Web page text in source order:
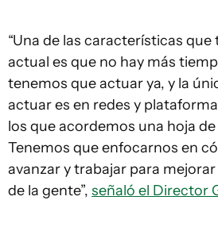
“Una de las características
actual es que no hay más
tenemos que actuar ya, y la
actuar es en redes y
los que acordemos una hoja
Tenemos que enfocarnos en
avanzar y trabajar para
de la gente”, señaló el Director